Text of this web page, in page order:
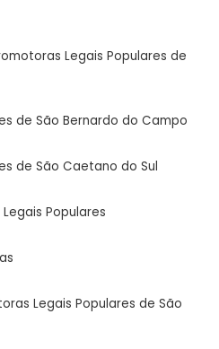
Legais Populares de
de São Bernardo do Campo
de São Caetano do Sul
Populares
Legais Populares de São